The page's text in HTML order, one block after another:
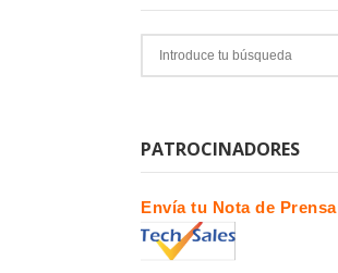
PATROCINADORES
Envía tu Nota de Prensa